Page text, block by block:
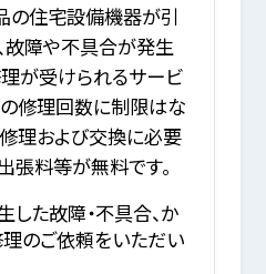
の住宅設備機器が引
故障や不具合が発生
が受けられるサービ
修理回数に制限はな
理および交換に必要
張料等が無料です。
た故障・不具合、か
のご依頼をいただい